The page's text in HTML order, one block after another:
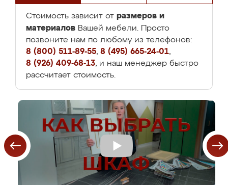
Стоимость зависит от размеров и
материалов Вашей мебели. Просто
позвоните нам по любому из телефонов:
8 (800) 511-89-55, 8 (495) 665-24-01,
8 (926) 409-68-13, и наш менеджер быстро
рассчитает стоимость.